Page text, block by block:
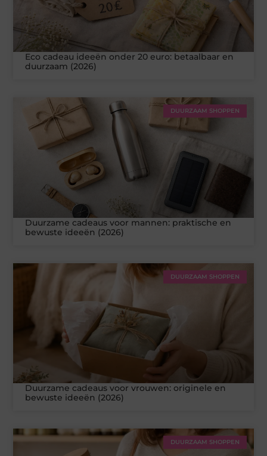
Eco cadeau ideeën onder 20 euro: betaalbaar en
duurzaam (2026)
DUURZAAM SHOPPEN
Duurzame cadeaus voor mannen: praktische en
bewuste ideeën (2026)
DUURZAAM SHOPPEN
Duurzame cadeaus voor vrouwen: originele en
bewuste ideeën (2026)
DUURZAAM SHOPPEN